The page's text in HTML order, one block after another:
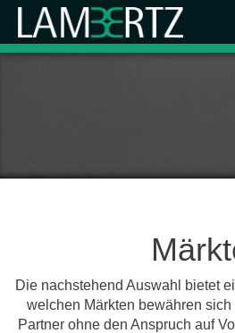
Die nachstehend Auswahl bietet
welchen Märkten bewähren
Partner ohne den Anspruch auf